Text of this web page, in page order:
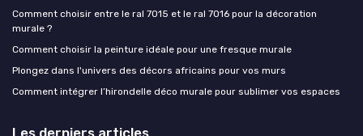
Comment choisir entre le ral 7015 et le ral 7016 pour la décoration
murale ?
Comment choisir la peinture idéale pour une fresque murale
Plongez dans l'univers des décors africains pour vos murs
Comment intégrer l’hirondelle déco murale pour sublimer vos espaces